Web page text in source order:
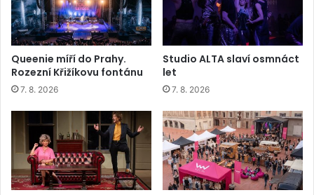
Queenie míří do Prahy.
Rozezní Křižíkovu fontánu
7. 8. 2026
Studio ALTA slaví osmnáct
let
7. 8. 2026